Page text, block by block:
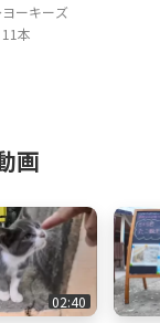
ーキーズ
本
画
02:40